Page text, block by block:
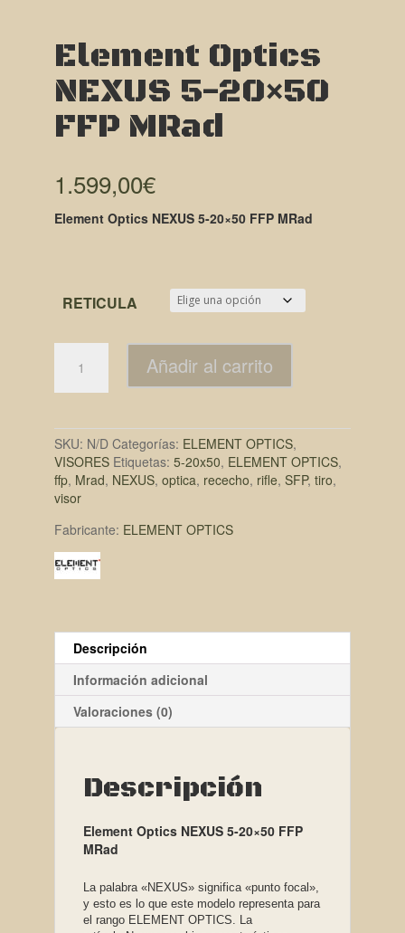
Element Optics
NEXUS 5-20×50
FFP MRad
1.599,00€
Element Optics NEXUS 5-20×50 FFP MRad
RETICULA
Añadir al carrito
SKU: N/D Categorías: ELEMENT OPTICS,
VISORES Etiquetas: 5-20x50, ELEMENT OPTICS,
ffp, Mrad, NEXUS, optica, rececho, rifle, SFP, tiro,
visor
Fabricante: ELEMENT OPTICS
Descripción
Información adicional
Valoraciones (0)
Descripción
Element Optics NEXUS 5-20×50 FFP
MRad
La palabra «NEXUS» significa «punto focal»,
y esto es lo que este modelo representa para
el rango ELEMENT OPTICS. La